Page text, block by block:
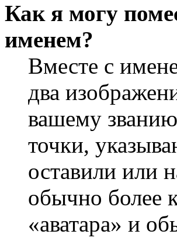
Как я могу
именем?
Вместе с
два
вашему
точки,
оставили или
обычно более
«аватара» и